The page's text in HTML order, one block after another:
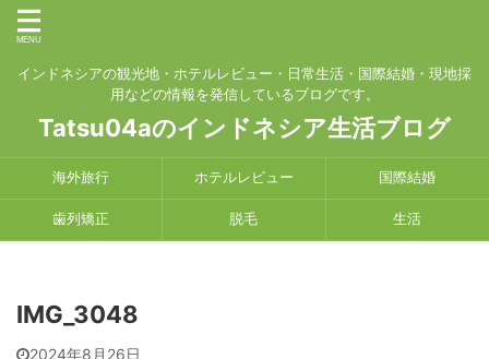
インドネシアの観光地・ホテルレビュー・日常生活・国際結婚・現地採
用などの情報を発信しているブログです。
Tatsu04aのインドネシア生活ブログ
海外旅行 ホテルレビュー 国際結婚
歯列矯正 脱毛 生活
IMG_3048
2024年8月26日